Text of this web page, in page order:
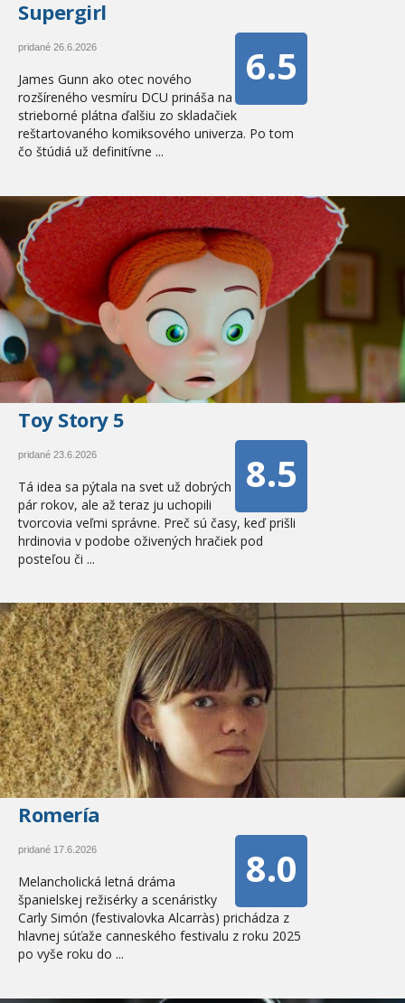
Supergirl
6.5
pridané 26.6.2026
James Gunn ako otec nového
rozšíreného vesmíru DCU prináša na
strieborné plátna ďalšiu zo skladačiek
reštartovaného komiksového univerza. Po tom
čo štúdiá už definitívne ...
Toy Story 5
8.5
pridané 23.6.2026
Tá idea sa pýtala na svet už dobrých
pár rokov, ale až teraz ju uchopili
tvorcovia veľmi správne. Preč sú časy, keď prišli
hrdinovia v podobe oživených hračiek pod
posteľou či ...
Romería
8.0
pridané 17.6.2026
Melancholická letná dráma
španielskej režisérky a scenáristky
Carly Simón (festivalovka Alcarràs) prichádza z
hlavnej súťaže canneského festivalu z roku 2025
po vyše roku do ...